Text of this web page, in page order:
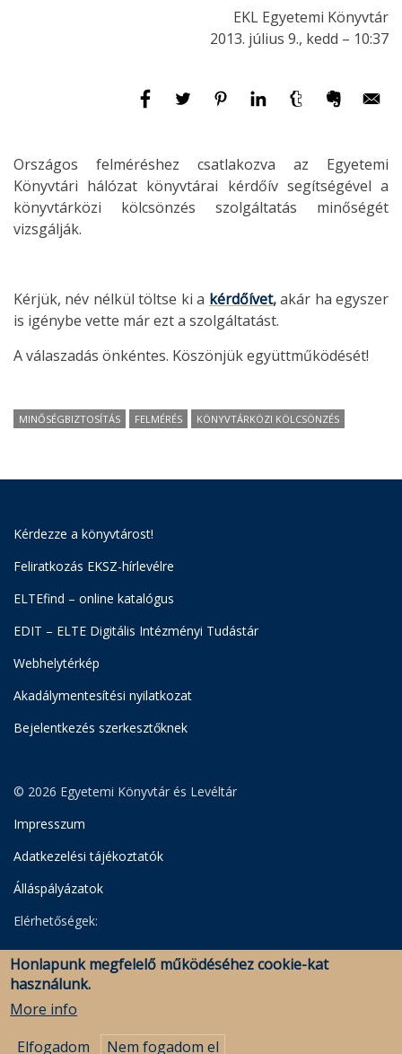
EKL Egyetemi Könyvtár
2013. július 9., kedd – 10:37
Országos felméréshez csatlakozva az Egyetemi
Könyvtári hálózat könyvtárai kérdőív segítségével a
könyvtárközi kölcsönzés szolgáltatás minőségét
vizsgálják.
Kérjük, név nélkül töltse ki a kérdőívet,akár ha egyszer
is igénybe vette már ezt a szolgáltatást.
A válaszadás önkéntes. Köszönjük együttműködését!
MINŐSÉGBIZTOSÍTÁS FELMÉRÉS KÖNYVTÁRKÖZI KÖLCSÖNZÉS
Kérdezze a könyvtárost!
Feliratkozás EKSZ-hírlevélre
ELTEfind – online katalógus
EDIT – ELTE Digitális Intézményi Tudástár
Webhelytérkép
Akadálymentesítési nyilatkozat
Bejelentkezés szerkesztőknek
© 2026 Egyetemi Könyvtár és Levéltár
Impresszum
Adatkezelési tájékoztatók
Álláspályázatok
Elérhetőségek:
Egyetemi Könyvtár
Levéltár
Savaria Könyvtár és Levéltár (Szombathely)
Honlapunk megfelelő működéséhez cookie-kat
használunk.
More info
Elfogadom
Nem fogadom el